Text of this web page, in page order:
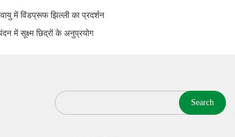
में विंडप्रूफ झिल्ली का प्रदर्शन
में सूक्ष्म छिद्रों के अनुप्रयोग
Search